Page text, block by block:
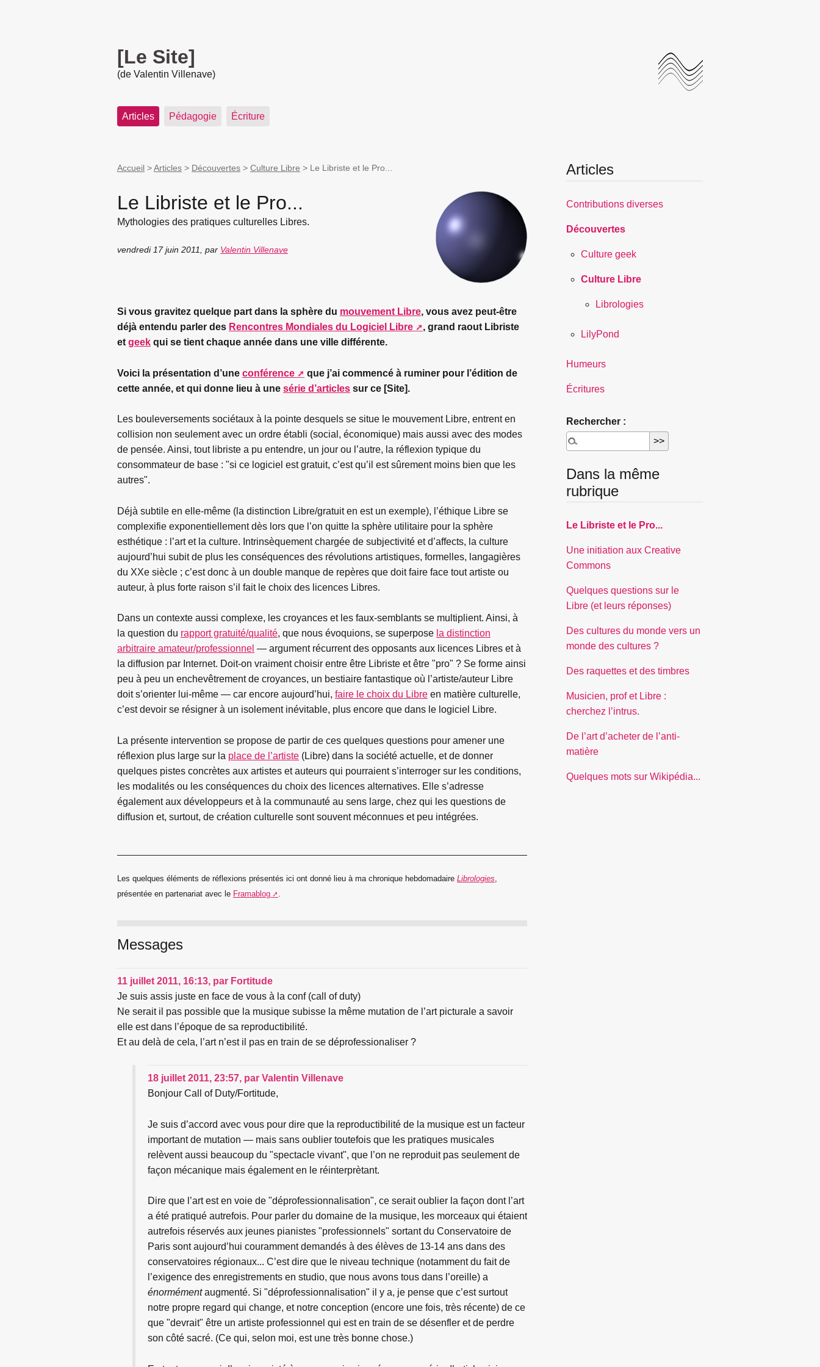
[Le Site]
(de Valentin Villenave)
Articles Pédagogie Écriture
Accueil >Articles > Découvertes > Culture Libre > Le Libriste et le Pro...
Le Libriste et le Pro...
Mythologies des pratiques culturelles Libres.
vendredi 17 juin 2011 par Valentin Villenave
Si vous gravitez quelque part dans la sphère du mouvement Libre, vous avez peut-être
déjà entendu parler des Rencontres Mondiales du Logiciel Libre
, grand raout Libriste
et geek qui se tient chaque année dans une ville différente.
Voici la présentation d’une conférence
que j’ai commencé à ruminer pour l’édition de
cette année, et qui donne lieu à une série d’articles sur ce [Site].
Les bouleversements sociétaux à la pointe desquels se situe le mouvement Libre, entrent en
collision non seulement avec un ordre établi (social, économique) mais aussi avec des modes
de pensée. Ainsi, tout libriste a pu entendre, un jour ou l’autre, la réflexion typique du
consommateur de base : "si ce logiciel est gratuit, c’est qu’il est sûrement moins bien que les
autres".
Déjà subtile en elle-même (la distinction Libre/gratuit en est un exemple), l’éthique Libre se
complexifie exponentiellement dès lors que l’on quitte la sphère utilitaire pour la sphère
esthétique : l’art et la culture. Intrinsèquement chargée de subjectivité et d’affects, la culture
aujourd’hui subit de plus les conséquences des révolutions artistiques, formelles, langagières
du XXe siècle ; c’est donc à un double manque de repères que doit faire face tout artiste ou
auteur, à plus forte raison s’il fait le choix des licences Libres.
Dans un contexte aussi complexe, les croyances et les faux-semblants se multiplient. Ainsi, à
la question du rapport gratuité/qualité, que nous évoquions, se superpose la distinction
arbitraire amateur/professionnel — argument récurrent des opposants aux licences Libres et à
la diffusion par Internet. Doit-on vraiment choisir entre être Libriste et être "pro" ? Se forme ainsi
peu à peu un enchevêtrement de croyances, un bestiaire fantastique où l’artiste/auteur Libre
doit s’orienter lui-même — car encore aujourd’hui, faire le choix du Libre en matière culturelle,
c’est devoir se résigner à un isolement inévitable, plus encore que dans le logiciel Libre.
La présente intervention se propose de partir de ces quelques questions pour amener une
réflexion plus large sur la place de l’artiste (Libre) dans la société actuelle, et de donner
quelques pistes concrètes aux artistes et auteurs qui pourraient s’interroger sur les conditions,
les modalités ou les conséquences du choix des licences alternatives. Elle s’adresse
également aux développeurs et à la communauté au sens large, chez qui les questions de
diffusion et, surtout, de création culturelle sont souvent méconnues et peu intégrées.
Les quelques éléments de réflexions présentés ici ont donné lieu à ma chronique hebdomadaire Librologies
présentée en partenariat avec le Framablog
Messages
11 juillet 2011, 16:13, par Fortitude
Je suis assis juste en face de vous à la conf (call of duty)
Ne serait il pas possible que la musique subisse la même mutation de l’art picturale a savoir
elle est dans l’époque de sa reproductibilité.
Et au delà de cela, l’art n’est il pas en train de se déprofessionaliser ?
18 juillet 2011, 23:57, par Valentin Villenave
Bonjour Call of Duty/Fortitude,
Je suis d’accord avec vous pour dire que la reproductibilité de la musique est un facteur
important de mutation — mais sans oublier toutefois que les pratiques musicales
relèvent aussi beaucoup du "spectacle vivant", que l’on ne reproduit pas seulement de
façon mécanique mais également en le réinterprètant.
Dire que l’art est en voie de "déprofessionnalisation", ce serait oublier la façon dont l’art
a été pratiqué autrefois. Pour parler du domaine de la musique, les morceaux qui étaient
autrefois réservés aux jeunes pianistes "professionnels" sortant du Conservatoire de
Paris sont aujourd’hui couramment demandés à des élèves de 13-14 ans dans des
conservatoires régionaux... C’est dire que le niveau technique (notamment du fait de
l’exigence des enregistrements en studio, que nous avons tous dans l’oreille) a
énormémentaugmenté. Si "déprofessionnalisation" il y a, je pense que c’est surtout
notre propre regard qui change, et notre conception (encore une fois, très récente) de ce
que "devrait" être un artiste professionnel qui est en train de se désenfler et de perdre
son côté sacré. (Ce qui, selon moi, est une très bonne chose.)
Articles
Contributions diverses
Découvertes
Culture geek
Culture Libre
Librologies
LilyPond
Humeurs
Écritures
Rechercher :
Dans la même
rubrique
Le Libriste et le Pro...
Une initiation aux Creative
Commons
Quelques questions sur le
Libre (et leurs réponses)
Des cultures du monde vers un
monde des cultures ?
Des raquettes et des timbres
Musicien, prof et Libre :
cherchez l’intrus.
De l’art d’acheter de l’anti-
matière
Quelques mots sur Wikipédia...